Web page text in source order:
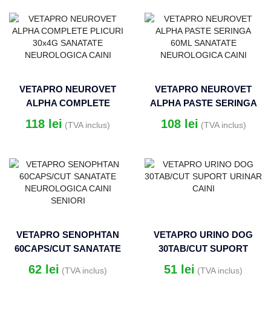
VETAPRO NEUROVET
ALPHA COMPLETE
PLICURI 30x4G SANATATE
NEUROLOGICA CAINI
118 lei (TVA inclus)
VETAPRO NEUROVET
ALPHA PASTE SERINGA
60ML SANATATE
NEUROLOGICA CAINI
108 lei (TVA inclus)
VETAPRO SENOPHTAN
60CAPS/CUT SANATATE
NEUROLOGICA CAINI
SENIORI
62 lei (TVA inclus)
VETAPRO URINO DOG
30TAB/CUT SUPORT
URINAR CAINI
51 lei (TVA inclus)